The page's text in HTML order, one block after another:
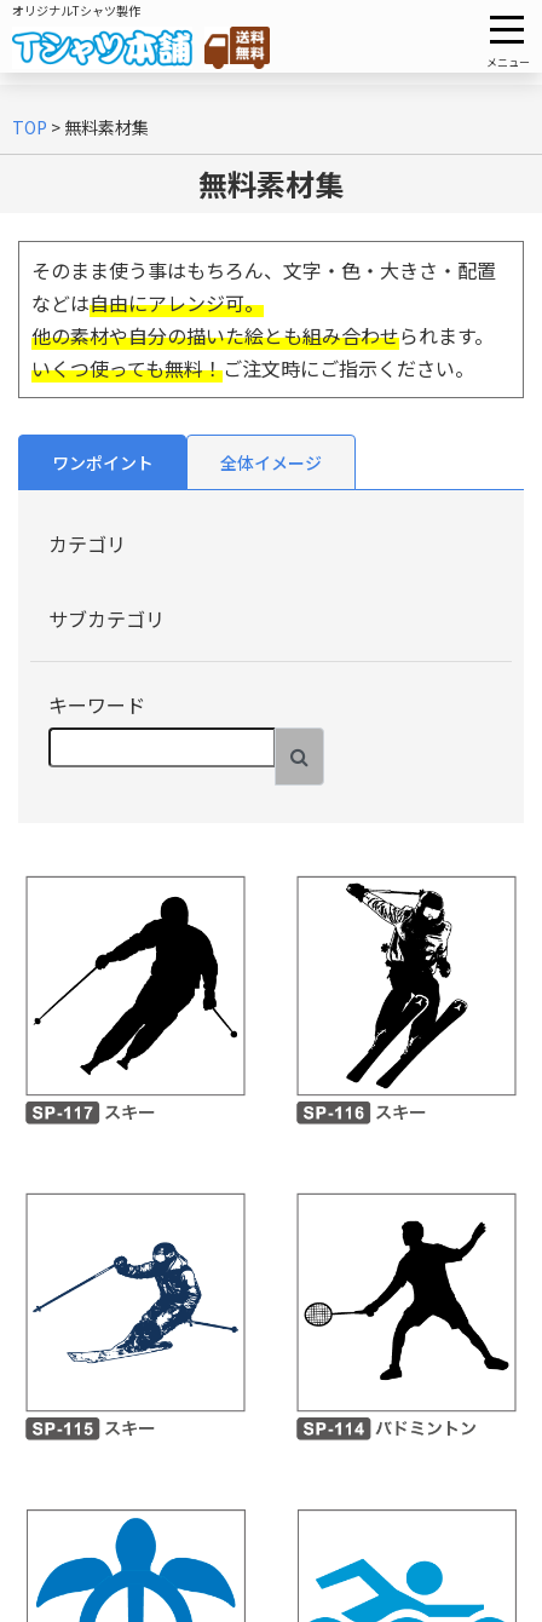
オリジナルTシャツ製作
メニュー
TOP > 無料素材集
無料素材集
そのまま使う事はもちろん、文字・色・大きさ・配置
などは自由にアレンジ可。
他の素材や自分の描いた絵とも組み合わせられます。
いくつ使っても無料！ご注文時にご指示ください。
ワンポイント 全体イメージ
カテゴリ
サブカテゴリ
キーワード